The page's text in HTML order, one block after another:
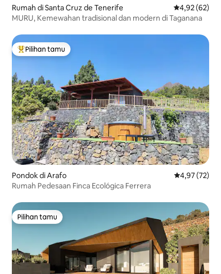
Rumah di Santa Cruz de Tenerife Nilai rata-rata
4,92 (62)
MURU, Kemewahan tradisional dan modern di Taganana
Pilihan tamu terpopuler
Pilihan tamu
Pondok di Arafo Nilai rata-rata
4,97 (72)
Rumah Pedesaan Finca Ecológica Ferrera
Pilihan tamu
Pilihan tamu